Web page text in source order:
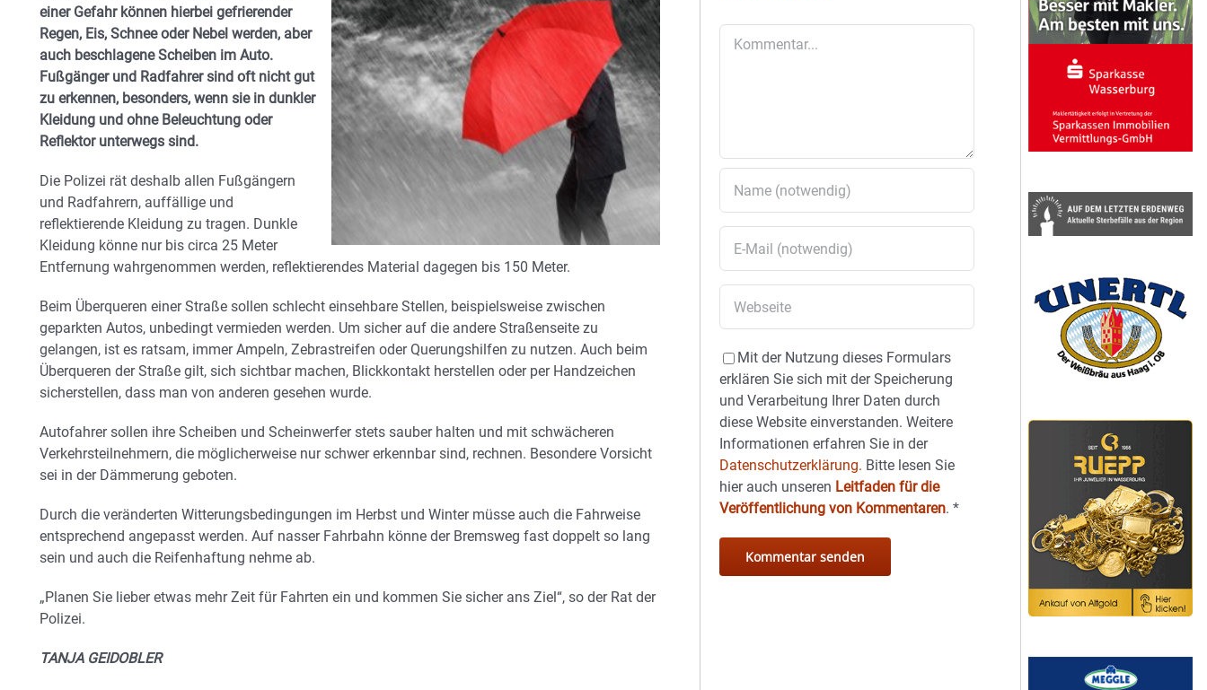
einer Gefahr können hierbei gefrierender
Regen, Eis, Schnee oder Nebel werden, aber
auch beschlagene Scheiben im Auto.
Fußgänger und Radfahrer sind oft nicht gut
zu erkennen, besonders, wenn sie in dunkler
Kleidung und ohne Beleuchtung oder
Reflektor unterwegs sind.
Die Polizei rät deshalb allen Fußgängern
und Radfahrern, auffällige und
reflektierende Kleidung zu tragen. Dunkle
Kleidung könne nur bis circa 25 Meter
Entfernung wahrgenommen werden, reflektierendes Material dagegen bis 150 Meter.
Beim Überqueren einer Straße sollen schlecht einsehbare Stellen, beispielsweise zwischen
geparkten Autos, unbedingt vermieden werden. Um sicher auf die andere Straßenseite zu
gelangen, ist es ratsam, immer Ampeln, Zebrastreifen oder Querungshilfen zu nutzen. Auch beim
Überqueren der Straße gilt, sich sichtbar machen, Blickkontakt herstellen oder per Handzeichen
sicherstellen, dass man von anderen gesehen wurde.
Autofahrer sollen ihre Scheiben und Scheinwerfer stets sauber halten und mit schwächeren
Verkehrsteilnehmern, die möglicherweise nur schwer erkennbar sind, rechnen. Besondere Vorsicht
sei in der Dämmerung geboten.
Durch die veränderten Witterungsbedingungen im Herbst und Winter müsse auch die Fahrweise
entsprechend angepasst werden. Auf nasser Fahrbahn könne der Bremsweg fast doppelt so lang
sein und auch die Reifenhaftung nehme ab.
„Planen Sie lieber etwas mehr Zeit für Fahrten ein und kommen Sie sicher ans Ziel“, so der Rat der
Polizei.
TANJA GEIDOBLER
Mit der Nutzung dieses Formulars
erklären Sie sich mit der Speicherung
und Verarbeitung Ihrer Daten durch
diese Website einverstanden. Weitere
Informationen erfahren Sie in der
Datenschutzerklärung. Bitte lesen Sie
hier auch unseren Leitfaden für die
Veröffentlichung von Kommentaren.*